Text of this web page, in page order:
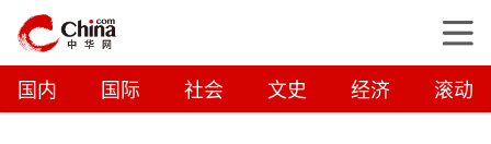
国内 国际 社会 文史 经济 滚动